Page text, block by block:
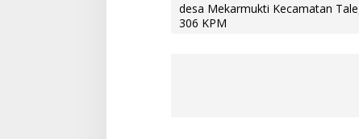
desa Mekarmukti Kecamatan
306 KPM